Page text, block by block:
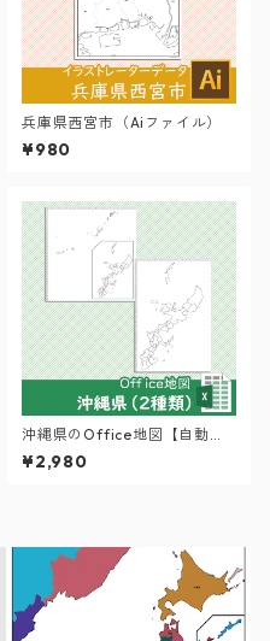
兵庫県西宮市（Aiファイル）
¥980
沖縄県のOffice地図【自動色
塗り機能付き】
¥2,980